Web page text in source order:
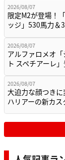
2026/08/07
限定M2が登場！
ッジ」530馬力
2026/08/07
アルファロメオ
ト スペチアーレ
2026/08/07
大迫力な顔つき
ハリアーの新カス